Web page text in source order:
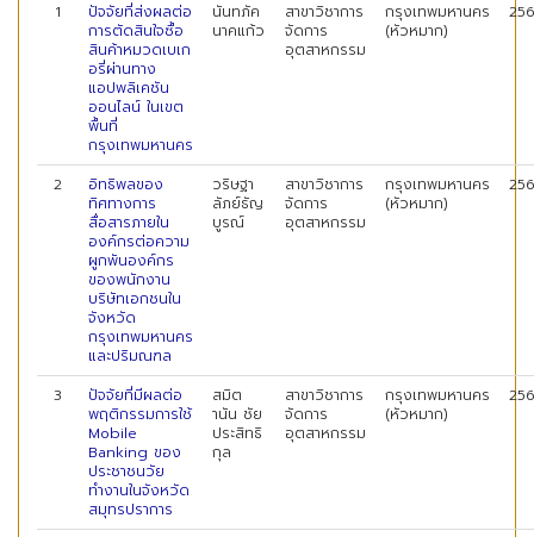
1
ปัจจัยที่ส่งผลต่อ
การตัดสินใจซื้อ
สินค้าหมวดเบเก
อรี่ผ่านทาง
แอปพลิเคชัน
ออนไลน์ ในเขต
พื้นที่
กรุงเทพมหานคร
นันทภัค
นาคแก้ว
สาขาวิชาการ
จัดการ
อุตสาหกรรม
กรุงเทพมหานคร
(หัวหมาก)
2
อิทธิพลของ
ทิศทางการ
สื่อสารภายใน
องค์กรต่อความ
ผูกพันองค์กร
ของพนักงาน
บริษัทเอกชนใน
จังหวัด
กรุงเทพมหานคร
และปริมณฑล
วริษฐา
ลัภย์ธัญ
บูรณ์
สาขาวิชาการ
จัดการ
อุตสาหกรรม
กรุงเทพมหานคร
(หัวหมาก)
3
ปัจจัยที่มีผลต่อ
พฤติกรรมการใช้
Mobile
Banking ของ
ประชาชนวัย
ทำงานในจังหวัด
สมุทรปราการ
สมิต
านัน ชัย
ประสิทธิ
กุล
สาขาวิชาการ
จัดการ
อุตสาหกรรม
กรุงเทพมหานคร
(หัวหมาก)